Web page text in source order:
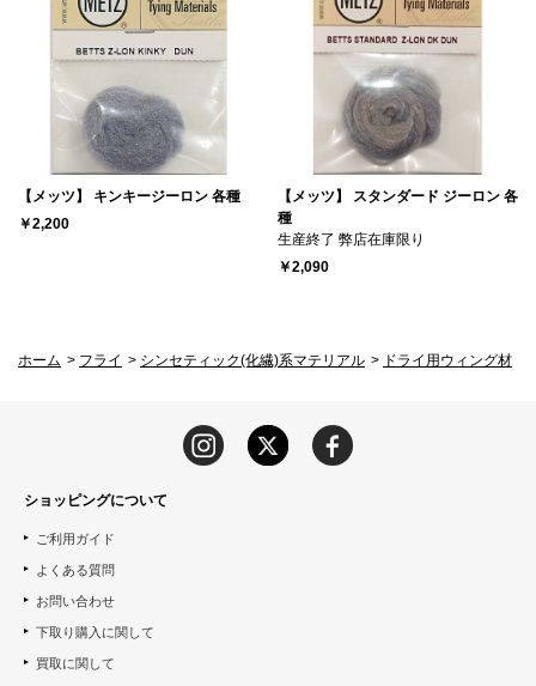
【メッツ】 キンキージーロン 各種
￥2,200
【メッツ】 スタンダード ジーロン 各
種
生産終了 弊店在庫限り
￥2,090
ホーム > フライ > シンセティック(化繊)系マテリアル > ドライ用ウィング材
ショッピングについて
ご利用ガイド
よくある質問
お問い合わせ
下取り購入に関して
買取に関して